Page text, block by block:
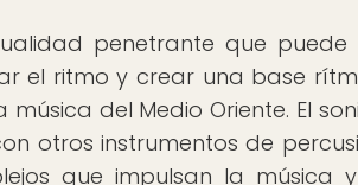
penetrante que puede
el ritmo y crear una base
del Medio Oriente. El
otros instrumentos de
que impulsan la música